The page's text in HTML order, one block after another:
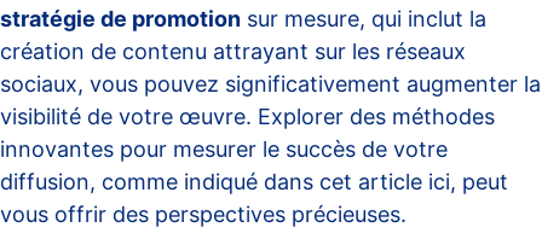
stratégie de promotion sur mesure, qui inclut la
création de contenu attrayant sur les réseaux
sociaux, vous pouvez significativement augmenter la
visibilité de votre œuvre. Explorer des méthodes
innovantes pour mesurer le succès de votre
diffusion, comme indiqué dans cet article ici, peut
vous offrir des perspectives précieuses.